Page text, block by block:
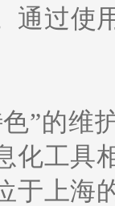
通过使
”的维
化工具
于上海